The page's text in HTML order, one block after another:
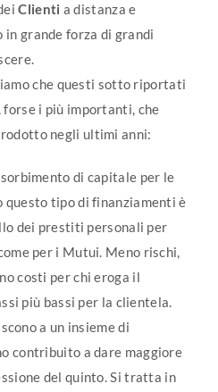
Clienti a distanza e
grande forza di grandi
che questi sotto riportati
i più importanti, che
negli ultimi anni:
di capitale per le
questo tipo di finanziamenti è
dei prestiti personali per
per i Mutui. Meno rischi,
costi per chi eroga il
più bassi per la clientela.
a un insieme di
contribuito a dare maggiore
del quinto. Si tratta in